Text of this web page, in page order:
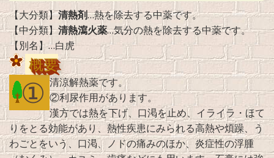
【大分類】清熱剤…熱を除去する中薬です。
【中分類】清熱瀉火薬…気分の熱を除去する中薬です。
【別名】…白虎
概要
① 清涼解熱薬です。
②利尿作用があります。
漢方では熱を下げ、口渇を止め、イライラ・ほて
りをとる効能があり、熱性疾患にみられる高熱や煩躁、う
わごとをいう、口渇、ノドの痛みのほか、炎症性の浮腫